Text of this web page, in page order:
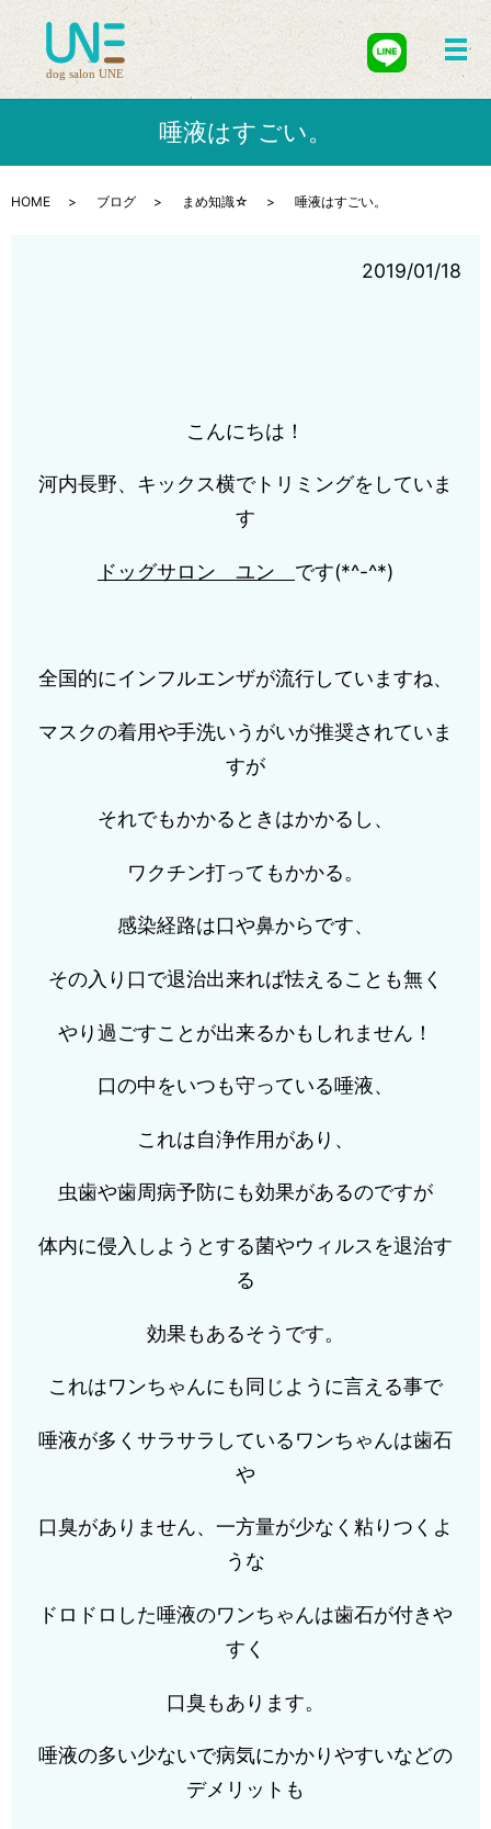
メ
唾液はすごい。
HOME ブログ まめ知識☆ 唾液はすごい。
2019/01/18
こんにちは！
河内長野、キックス横でトリミングをしていま
す
ドッグサロン ユン です(*^-^*)
全国的にインフルエンザが流行していますね、
マスクの着用や手洗いうがいが推奨されていま
すが
それでもかかるときはかかるし、
ワクチン打ってもかかる。
感染経路は口や鼻からです、
その入り口で退治出来れば怯えることも無く
やり過ごすことが出来るかもしれません！
口の中をいつも守っている唾液、
これは自浄作用があり、
虫歯や歯周病予防にも効果があるのですが
体内に侵入しようとする菌やウィルスを退治す
る
効果もあるそうです。
これはワンちゃんにも同じように言える事で
唾液が多くサラサラしているワンちゃんは歯石
や
口臭がありません、一方量が少なく粘りつくよ
うな
ドロドロした唾液のワンちゃんは歯石が付きや
すく
口臭もあります。
唾液の多い少ないで病気にかかりやすいなどの
デメリットも